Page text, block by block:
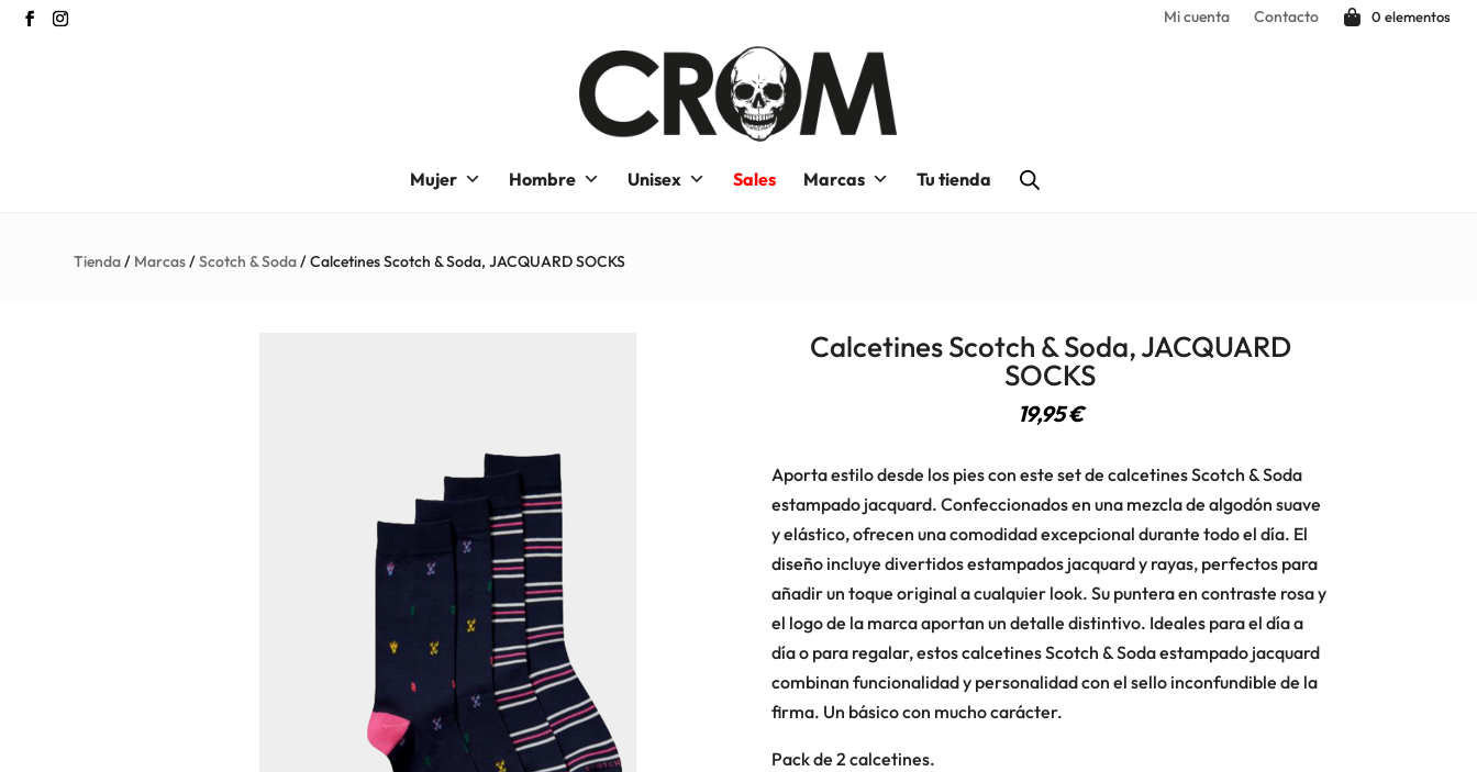
Mi cuenta Contacto 0 elementos
Mujer Hombre Unisex Sales Marcas Tu tienda
Tienda/ Marcas/Scotch & Soda/ Calcetines Scotch & Soda, JACQUARD SOCKS
Calcetines Scotch & Soda, JACQUARD
SOCKS
19,95€
Aporta estilo desde los pies con este set de calcetines Scotch & Soda
estampado jacquard. Confeccionados en una mezcla de algodón suave
y elástico, ofrecen una comodidad excepcional durante todo el día. El
diseño incluye divertidos estampados jacquard y rayas, perfectos para
añadir un toque original a cualquier look. Su puntera en contraste rosa y
el logo de la marca aportan un detalle distintivo. Ideales para el día a
día o para regalar, estos calcetines Scotch & Soda estampado jacquard
combinan funcionalidad y personalidad con el sello inconfundible de la
firma. Un básico con mucho carácter.
Pack de 2 calcetines.